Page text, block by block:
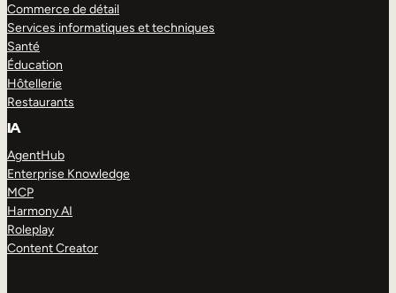
Commerce de détail
Services informatiques et techniques
Santé
Éducation
Hôtellerie
Restaurants
IA
AgentHub
Enterprise Knowledge
MCP
Harmony AI
Roleplay
Content Creator